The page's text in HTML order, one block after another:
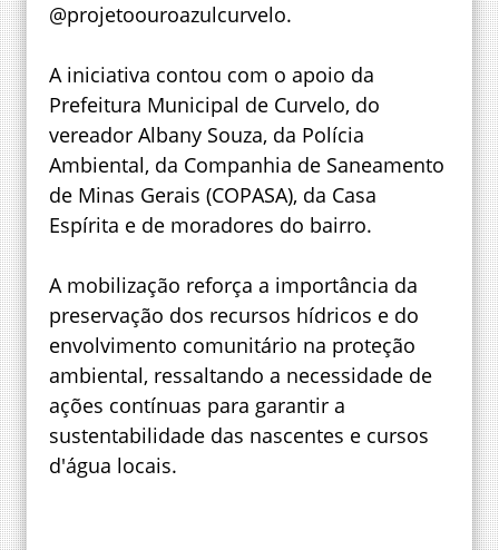
@projetoouroazulcurvelo.
A iniciativa contou com o apoio da
Prefeitura Municipal de Curvelo, do
vereador Albany Souza, da Polícia
Ambiental, da Companhia de Saneamento
de Minas Gerais (COPASA), da Casa
Espírita e de moradores do bairro.
A mobilização reforça a importância da
preservação dos recursos hídricos e do
envolvimento comunitário na proteção
ambiental, ressaltando a necessidade de
ações contínuas para garantir a
sustentabilidade das nascentes e cursos
d'água locais.